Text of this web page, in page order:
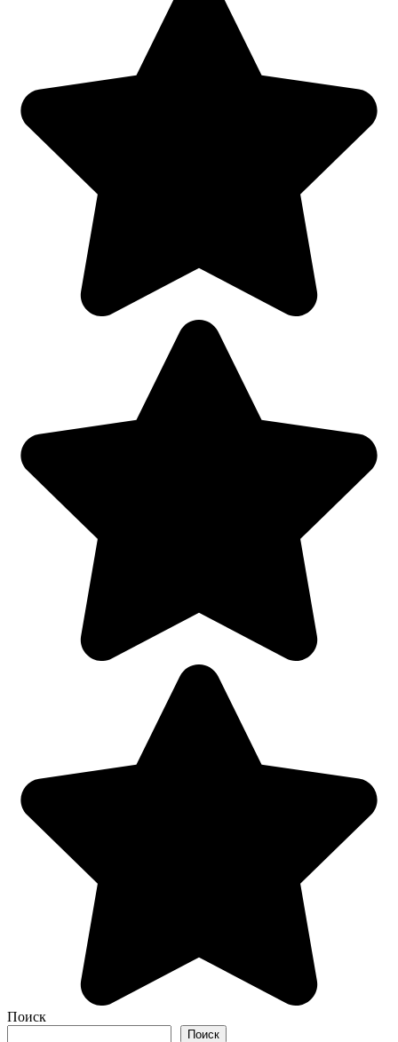
Поиск
Поиск